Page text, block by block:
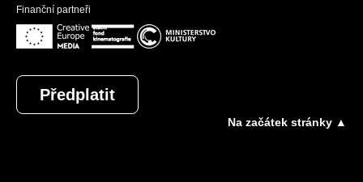
Finanční partneři
Předplatit
Na začátek stránky ▲